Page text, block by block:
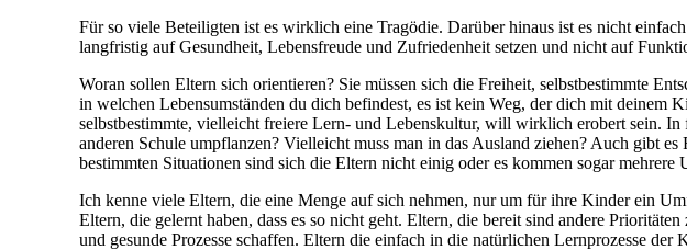
Für so viele Beteiligten ist es wirklich eine Tragödie. Darüber hinaus ist es nicht
langfristig auf Gesundheit, Lebensfreude und Zufriedenheit setzen und nicht auf
Woran sollen Eltern sich orientieren? Sie müssen sich die Freiheit, selbstbestimmte
in welchen Lebensumständen du dich befindest, es ist kein Weg, der dich mit deinem
selbstbestimmte, vielleicht freiere Lern- und Lebenskultur, will wirklich erobert sein.
anderen Schule umpflanzen? Vielleicht muss man in das Ausland ziehen? Auch gibt
bestimmten Situationen sind sich die Eltern nicht einig oder es kommen sogar mehrere
Ich kenne viele Eltern, die eine Menge auf sich nehmen, nur um für ihre Kinder ein
Eltern, die gelernt haben, dass es so nicht geht. Eltern, die bereit sind andere
und gesunde Prozesse schaffen. Eltern die einfach in die natürlichen Lernprozesse der